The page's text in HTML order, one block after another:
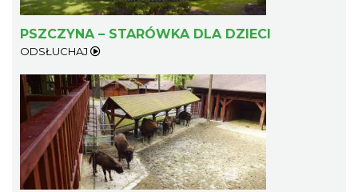
PSZCZYNA – STARÓWKA DLA DZIECI
ODSŁUCHAJ